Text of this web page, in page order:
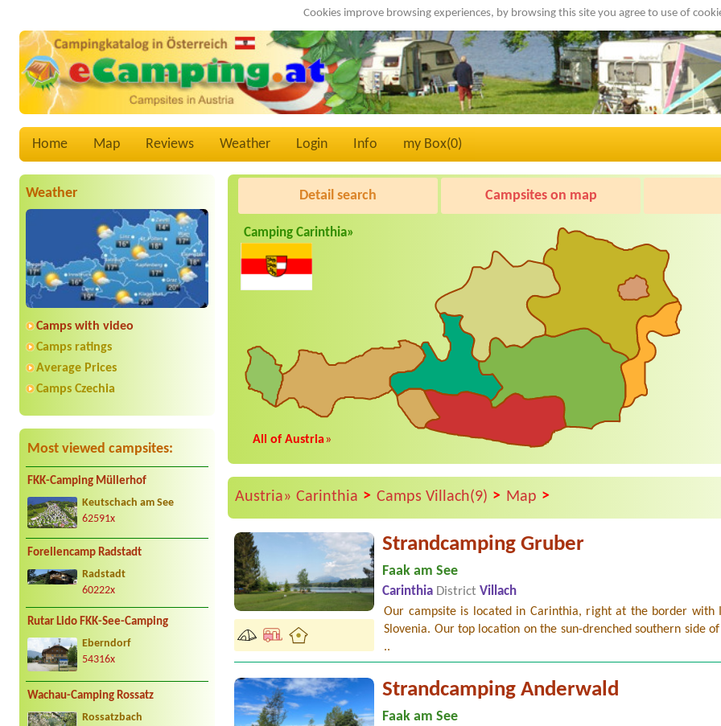
Cookies improve browsing experiences, by browsing this site you agree to use of
Home Map Reviews Weather Login Info my Box(0)
Weather
Camps with video
Camps ratings
Average Prices
Camps Czechia
Most viewed campsites:
FKK-Camping Müllerhof
Keutschach am See
62591x
Forellencamp Radstadt
Radstadt
60222x
Rutar Lido FKK-See-Camping
Eberndorf
54316x
Wachau-Camping Rossatz
Rossatzbach
Detail search Campsites on map
Camping Carinthia»
All of Austria »
Austria» Carinthia > Camps Villach(9) > Map >
Strandcamping Gruber
Faak am See
Carinthia District Villach
Our campsite is located in Carinthia, right at the border with
Slovenia. Our top location on the sun-drenched southern side
..
Strandcamping Anderwald
Faak am See